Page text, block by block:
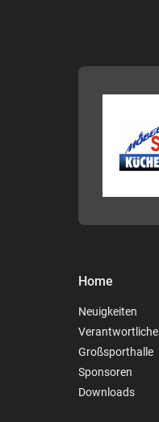
Home
Neuigkeiten
Verantwortliche
Großsporthalle
Sponsoren
Downloads